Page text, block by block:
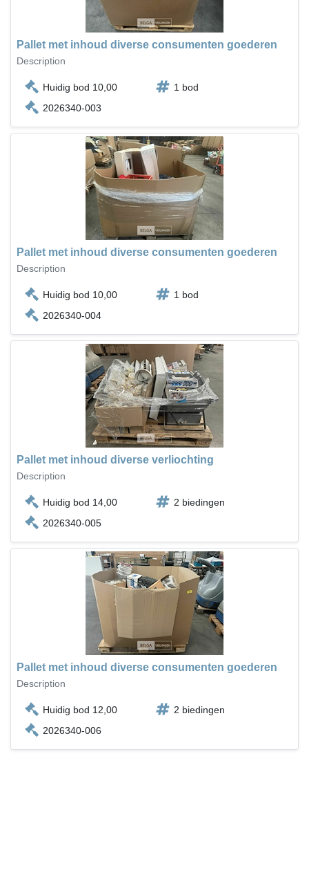
Pallet met inhoud diverse consumenten goederen
Description
Huidig bod 10,00
1 bod
2026340-003
Pallet met inhoud diverse consumenten goederen
Description
Huidig bod 10,00
1 bod
2026340-004
Pallet met inhoud diverse verliochting
Description
Huidig bod 14,00
2 biedingen
2026340-005
Pallet met inhoud diverse consumenten goederen
Description
Huidig bod 12,00
2 biedingen
2026340-006